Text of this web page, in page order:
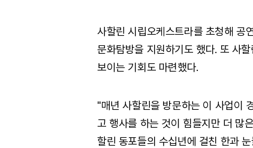
사할린 시립오케스트라를 초청해 공
문화탐방을 지원하기도 했다. 또 사
보이는 기회도 마련했다.
"매년 사할린을 방문하는 이 사업이
고 행사를 하는 것이 힘들지만 더 많
할린 동포들의 수십년에 걸친 한과